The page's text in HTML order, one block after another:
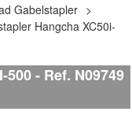
Gabelstapler
Hangcha XC50i-
500 Ref. N09749